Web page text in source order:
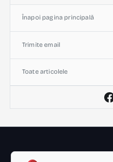
Înapoi pagina principală
Trimite email
Toate articolele